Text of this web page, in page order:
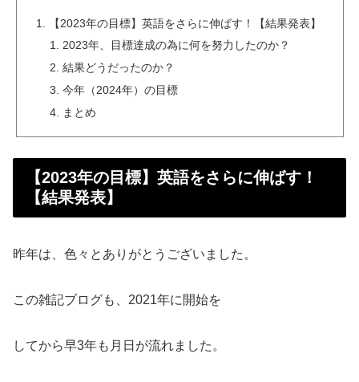
【2023年の目標】英語をさらに伸ばす！【結果発表】
2023年、目標達成の為に何を努力したのか？
結果どうだったのか？
今年（2024年）の目標
まとめ
【2023年の目標】英語をさらに伸ばす！
【結果発表】
昨年は、色々とありがとうございました。
この雑記ブログも、2021年に開始を
してから早3年も月日が流れました。